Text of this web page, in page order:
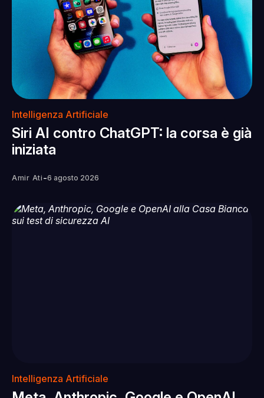
Intelligenza Artificiale
Siri AI contro ChatGPT: la corsa è già
iniziata
Amir Ati -6 agosto 2026
Intelligenza Artificiale